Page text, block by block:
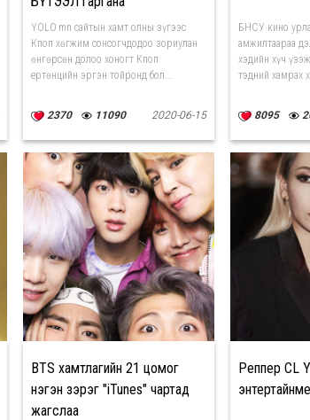
YOLO.mn сайтын хамт олны зүгээс
Кпоп хөгжим сонсогчдодоо зориулан
өнгөрсөн долоо хоногт Кпоп
ертөнцийн эргэн тойронд бол...
2370 11090 2020-06-15
БНСУ кино
амжилтаараа
хэдийн хүч
тэдний хамрах
8095
BTS хамтлагийн 21 цомог
нэгэн зэрэг "iTunes" чартад
жагслаа
Реппер CL